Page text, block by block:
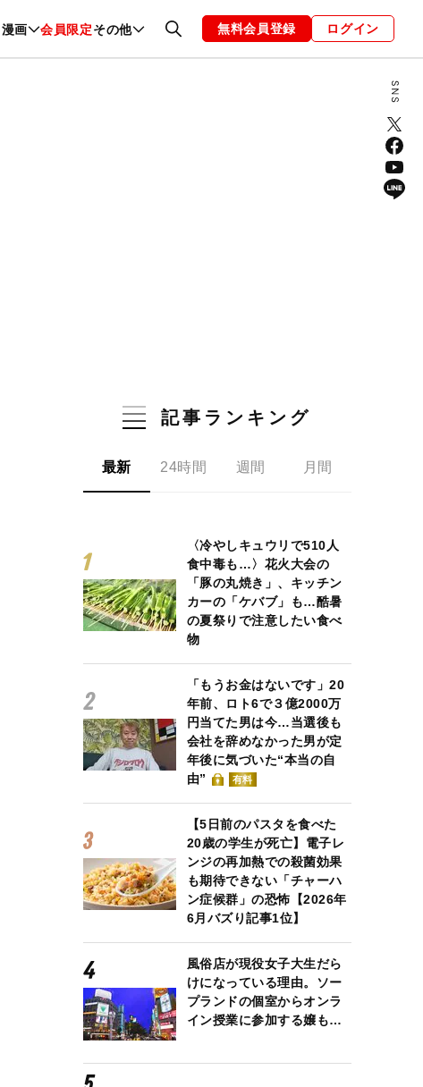
漫画 会員限定その他
ファッション 恋愛・結婚 編集部 お知らせ
無料会員登録 ログイン
記事ランキング
最新 24時間 週間 月間
〈冷やしキュウリで510人
食中毒も…〉花火大会の
「豚の丸焼き」、キッチン
カーの「ケバブ」も…酷暑
の夏祭りで注意したい食べ
物
「もうお金はないです」20
年前、ロト6で３億2000万
円当てた男は今…当選後も
会社を辞めなかった男が定
年後に気づいた“本当の自
由”
有料
【5日前のパスタを食べた
20歳の学生が死亡】電子レ
ンジの再加熱での殺菌効果
も期待できない「チャーハ
ン症候群」の恐怖【2026年
6月バズり記事1位】
風俗店が現役女子大生だら
けになっている理由。ソー
プランドの個室からオンラ
イン授業に参加する嬢も…